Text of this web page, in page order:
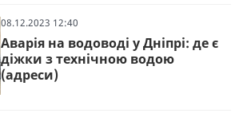
08.12.2023 12:40
Аварія на водоводі у Дніпрі: де є
діжки з технічною водою
(адреси)